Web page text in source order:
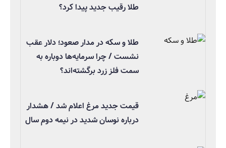
طلا رقیب جدید پیدا کرد؟
طلا و سکه در مدار صعود؛ دلار عقب
نشست / چرا سرمایه‌ها دوباره به
سمت فلز زرد برگشته‌اند؟
قیمت جدید مرغ اعلام شد / هشدار
درباره نوسان شدید در نیمه دوم سال